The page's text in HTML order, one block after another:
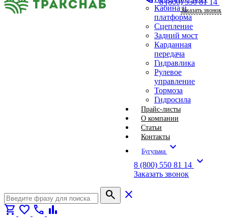
Кабина и
платформа
Сцепление
Задний мост
Карданная
передача
Гидравлика
Рулевое
управление
Тормоза
Гидросила
Прайс-листы
О компании
Статьи
Контакты
Бугульма expand_more
8 (800) 550 81 14 expand_more
Заказать звонок
Заказать звонок
search
close
shopping_cart favorite call bar_chart